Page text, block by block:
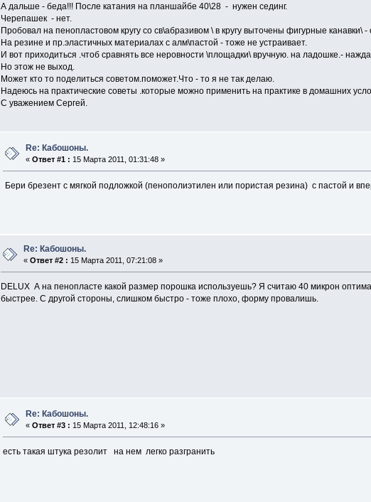
А дальше - беда!!! После катания на планшайбе 40\28 - нужен сединг.
Черепашек - нет.
Пробовал на пенопластовом кругу со св\абразивом \ в кругу выточены фигурные канавки\ -
На резине и пр.эластичных материалах с алм\пастой - тоже не устраивает.
И вот приходиться .чтоб сравнять все неровности \площадки\ вручную. на ладошке.-
Но этож не выход.
Может кто то поделиться советом.поможет.Что - то я не так делаю.
Надеюсь на практические советы .которые можно применить на практике в домашних
С уважением Сергей.
Re: Кабошоны.
«Ответ #1 : 15 Марта 2011, 01:31:48 »
Бери брезент с мягкой подложкой (пенополиэтилен или пористая резина) с пастой и
Re: Кабошоны.
«Ответ #2 : 15 Марта 2011, 07:21:08 »
DELUX А на пенопласте какой размер порошка используешь? Я считаю 40 микрон
быстрее. С другой стороны, слишком быстро - тоже плохо, форму провалишь.
Re: Кабошоны.
«Ответ #3 : 15 Марта 2011, 12:48:16 »
есть такая штука резолит на нем легко разгранить